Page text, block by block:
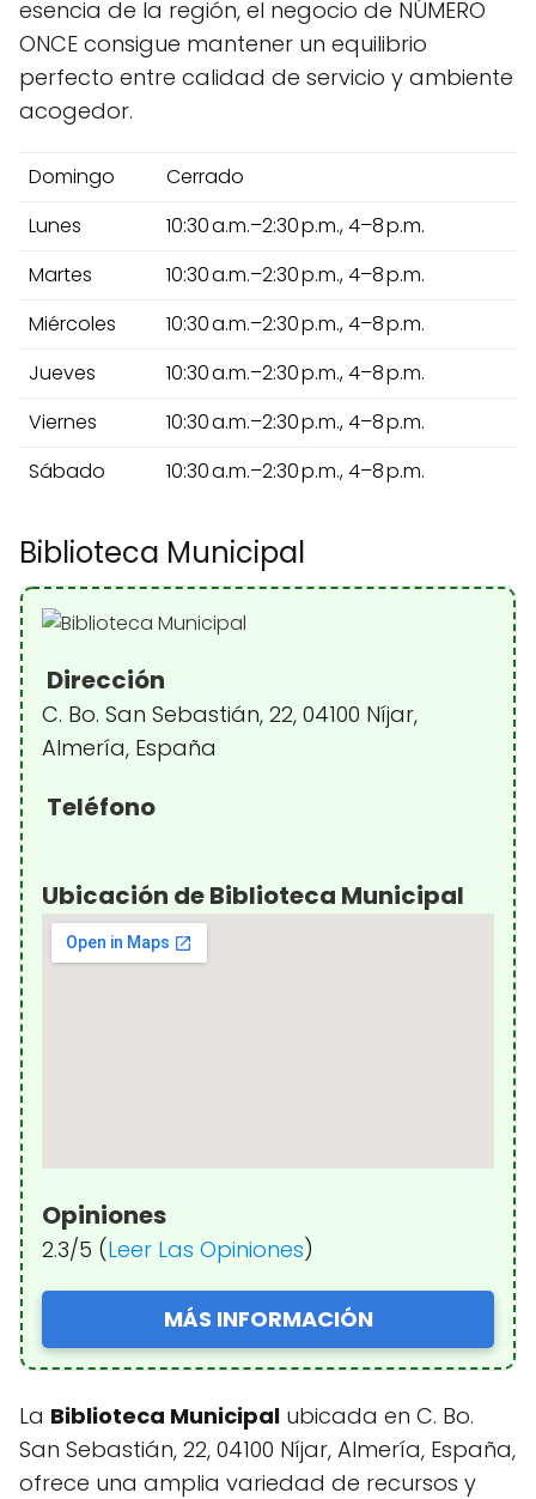
esencia de la región, el negocio de NÚMERO
ONCE consigue mantener un equilibrio
perfecto entre calidad de servicio y ambiente
acogedor.
Domingo
Cerrado
Lunes
10:30 a.m.–2:30 p.m., 4–8 p.m.
Martes
10:30 a.m.–2:30 p.m., 4–8 p.m.
Miércoles
10:30 a.m.–2:30 p.m., 4–8 p.m.
Jueves
10:30 a.m.–2:30 p.m., 4–8 p.m.
Viernes
10:30 a.m.–2:30 p.m., 4–8 p.m.
Sábado
10:30 a.m.–2:30 p.m., 4–8 p.m.
Biblioteca Municipal
Dirección
C. Bo. San Sebastián, 22, 04100 Níjar,
Almería, España
Teléfono
Ubicación de Biblioteca Municipal
Opiniones
2.3/5 (Leer Las Opiniones)
MÁS INFORMACIÓN
La Biblioteca Municipal ubicada en C. Bo.
San Sebastián, 22, 04100 Níjar, Almería, España,
ofrece una amplia variedad de recursos y